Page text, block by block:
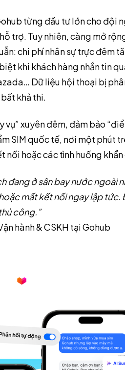
từng đầu tư lớn cho đội
trợ. Tuy nhiên, càng mở
chi phí nhân sự trực đêm
khi khách hàng nhắn tin
Dữ liệu hội thoại bị
khả thi.
vụ” xuyên đêm, đảm bảo
SIM quốc tế, nơi một phút
nối hoặc các tình huống
đang ở sân bay nước ngoài
mất kết nối ngay lập
công.”
hành & CSKH tại Gohub